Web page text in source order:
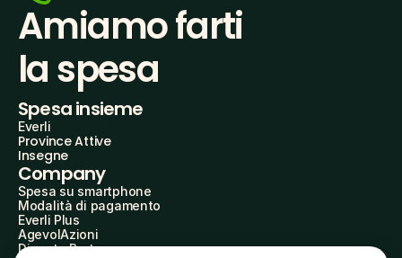
Amiamo farti
la spesa
Spesa insieme
Everli
Province Attive
Insegne
Company
Spesa su smartphone
Modalità di pagamento
Everli Plus
AgevolAzioni
Diventa Partner